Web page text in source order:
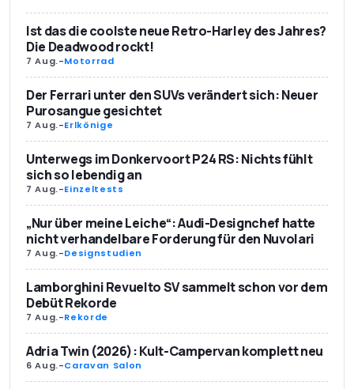
Ist das die coolste neue Retro-Harley des Jahres?
Die Deadwood rockt!
7 Aug.-Motorrad
Der Ferrari unter den SUVs verändert sich: Neuer
Purosangue gesichtet
7 Aug.-Erlkönige
Unterwegs im Donkervoort P24 RS: Nichts fühlt
sich so lebendig an
7 Aug.-Einzeltests
„Nur über meine Leiche“: Audi-Designchef hatte
nicht verhandelbare Forderung für den Nuvolari
7 Aug.-Designstudien
Lamborghini Revuelto SV sammelt schon vor dem
Debüt Rekorde
7 Aug.-Rekorde
Adria Twin (2026): Kult-Campervan komplett neu
6 Aug.-Caravan Salon